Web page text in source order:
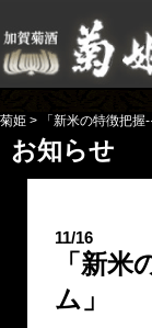
菊姫 > 「新米の特徴把握
お知らせ
11/16
「新
ム」